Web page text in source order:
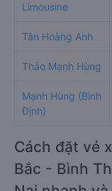
Limousine
Tân Hoàng Anh
Thảo Mạnh Hùng
Mạnh Hùng (Bình
Định)
Cách đặt vé
Bắc - Bình